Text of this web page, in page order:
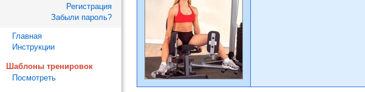
Регистрация
Забыли пароль?
Главная
Инструкции
Шаблоны тренировок
Посмотреть